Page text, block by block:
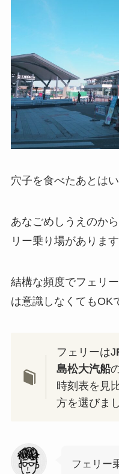
穴子を食べたあとは
あなごめしうえのか
リー乗り場があります
結構な頻度でフェリ
は意識しなくてもOK
フェリーはJ
島松大汽船
時刻表を見
方を選びま
フェリー